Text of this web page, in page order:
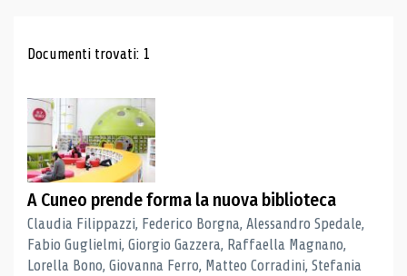
Risultati di ricerca
Documenti trovati: 1
A Cuneo prende forma la nuova biblioteca
Claudia Filippazzi, Federico Borgna, Alessandro Spedale,
Fabio Guglielmi, Giorgio Gazzera, Raffaella Magnano,
Lorella Bono, Giovanna Ferro, Matteo Corradini, Stefania